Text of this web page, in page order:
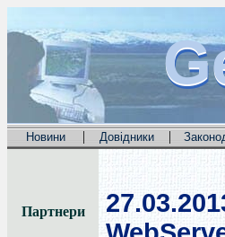
Новини | Довідники |
Партнери